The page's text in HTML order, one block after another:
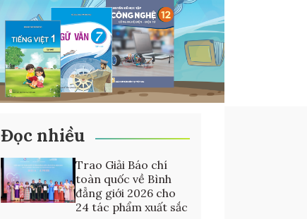
Đọc nhiều
Trao Giải Báo chí
toàn quốc về Bình
đẳng giới 2026 cho
24 tác phẩm xuất sắc